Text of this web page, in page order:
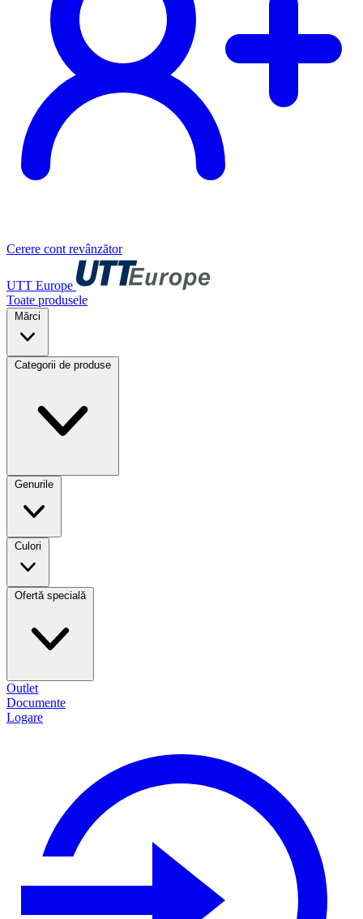
Cerere cont revânzător
UTT Europe
Toate produsele
Mărci
Categorii de produse
Genurile
Culori
Ofertă specială
Outlet
Documente
Logare